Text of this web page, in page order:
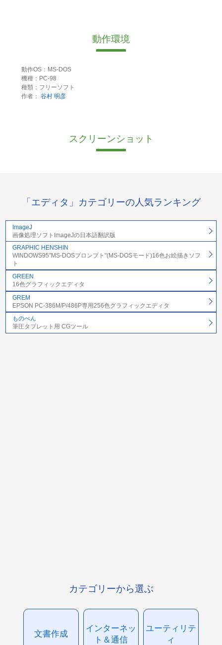
動作環境
動作OS：MS-DOS
機種：PC-98
種類：フリーソフト
作者： 谷村 明彦
スクリーンショット
「エディタ」カテゴリーの人気ランキング
ImageJ
画像処理ソフトImageJの日本語翻訳版
GRAPHIC HENSHIN
WINDOWS95"MS-DOSプロンプト"(MS-DOSモード)16色お絵描きソフ
ト
GREEN
16色グラフィックエディタ
GREM
EPSON PC-386M/P/486P専用256色グラフィックエディタ
ものぺん
筆圧タブレット用 CGツール
カテゴリーから選ぶ
文書作成
インターネッ
ト＆通信
ユーティリテ
ィ